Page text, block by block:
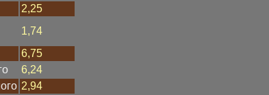
2,25
1,74
6,75
6,24
2,94